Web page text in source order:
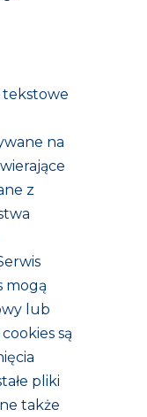
tekstowe
na
z
mogą
lub
są
pliki
także